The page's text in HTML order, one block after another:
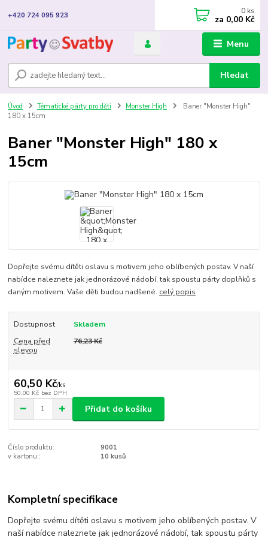
Menu
Hledat
+420 724 095 923 0 ks
za 0,00 Kč
Úvod Tématické párty pro děti Monster High
Baner "Monster High"
180 x 15cm
Baner "Monster High" 180 x
15cm
Dopřejte svému dítěti oslavu s motivem jeho oblíbených postav. V naší
nabídce naleznete jak jednorázové nádobí, tak spoustu párty doplňků s
daným motivem. Vaše děti budou nadšené. celý popis
Dostupnost
Skladem
Cena před
slevou
76,23 Kč
60,50 Kč/ks
50,00 Kč bez DPH
Přidat do košíku
Číslo produktu:
9001
v kartonu::
10 kusů
Kompletní specifikace
Dopřejte svému dítěti oslavu s motivem jeho oblíbených postav. V
naší nabídce naleznete jak jednorázové nádobí, tak spoustu párty